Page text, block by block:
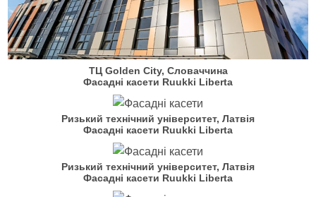
ТЦ Golden City, Словаччина
Фасадні касети Ruukki Liberta
Ризький технічний університет, Латвія
Фасадні касети Ruukki Liberta
Ризький технічний університет, Латвія
Фасадні касети Ruukki Liberta